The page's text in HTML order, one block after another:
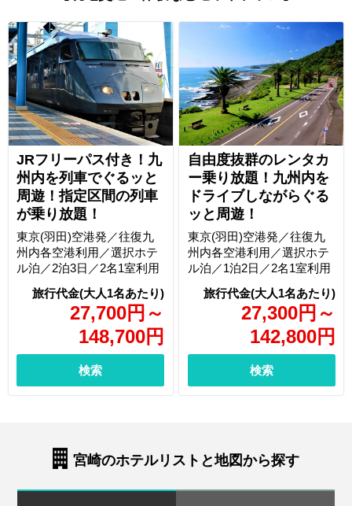
JRフリーパス付き！九
州内を列車でぐるッと
周遊！指定区間の列車
が乗り放題！
27,700円 ～
148,700円
東京(羽田)空港発／往復九
州内各空港利用／選択ホテ
ル泊／2泊3日／2名1室利用
検索
自由度抜群のレンタカ
ー乗り放題！九州内を
ドライブしながらぐる
ッと周遊！
27,300円 ～
142,800円
東京(羽田)空港発／往復九
州内各空港利用／選択ホテ
ル泊／1泊2日／2名1室利用
検索
宮崎のホテルリストと地図から探す